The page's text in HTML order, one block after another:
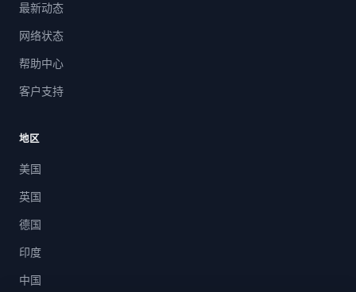
最新动态
网络状态
帮助中心
客户支持
地区
美国
英国
德国
印度
中国